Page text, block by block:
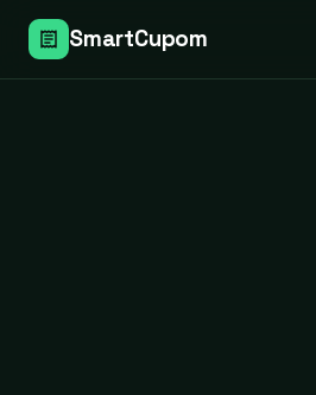
SmartCupom